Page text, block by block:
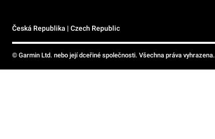
Česká Republika | Czech Republic
© Garmin Ltd. nebo její dceřiné společnosti. Všechna práva vyhrazena.